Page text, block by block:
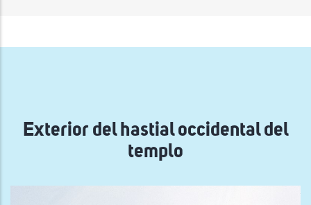
ayuda
Exterior del hastial occidental del
templo